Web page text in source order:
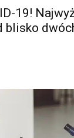
19!
blisko